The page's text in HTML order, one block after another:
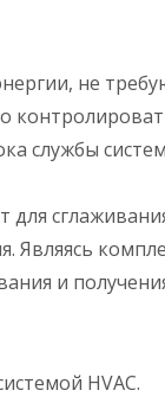
не
службы
и
HVAC.